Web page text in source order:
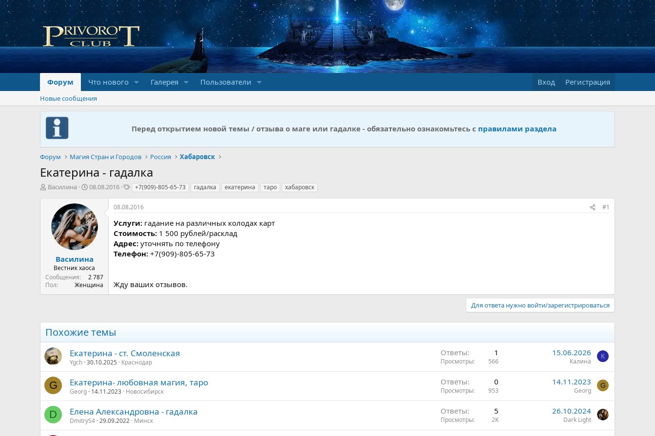
Форум Что нового Галерея Пользователи Вход Регистрация
Новые сообщения
Перед открытием новой темы / отзыва о маге или гадалке - обязательно ознакомьтесь с правилами раздела
Форум Магия Стран и Городов Россия Хабаровск
Екатерина - гадалка
А
Василина
Д
а
н
а
ч
а
л
а
08.08.2016
Т
г
и
+7(909)-805-65-73 гадалка екатерина таро хабаровск
Василина
Вестник хаоса
Сообщения
2 787
Пол
Женщина
08.08.2016 #1
Услуги: гадание на различных колодах карт
Стоимость: 1 500 рублей/расклад
Адрес: уточнять по телефону
Телефон: +7(909)-805-65-73
Жду ваших отзывов.
Для ответа нужно войти/зарегистрироваться
Похожие темы
Екатерина - ст. Смоленская
Ygch 30.10.2025 Краснодар
Ответы 1
Просмотры 566
15.06.2026
Калина
К
G Екатерина- любовная магия, таро
Georg 14.11.2023 Новосибирск
Ответы 0
Просмотры 953
14.11.2023
Georg
G
D Елена Александровна - гадалка
DmitryS4 29.09.2022 Минск
Ответы 5
Просмотры 2K
26.10.2024
Dark Light